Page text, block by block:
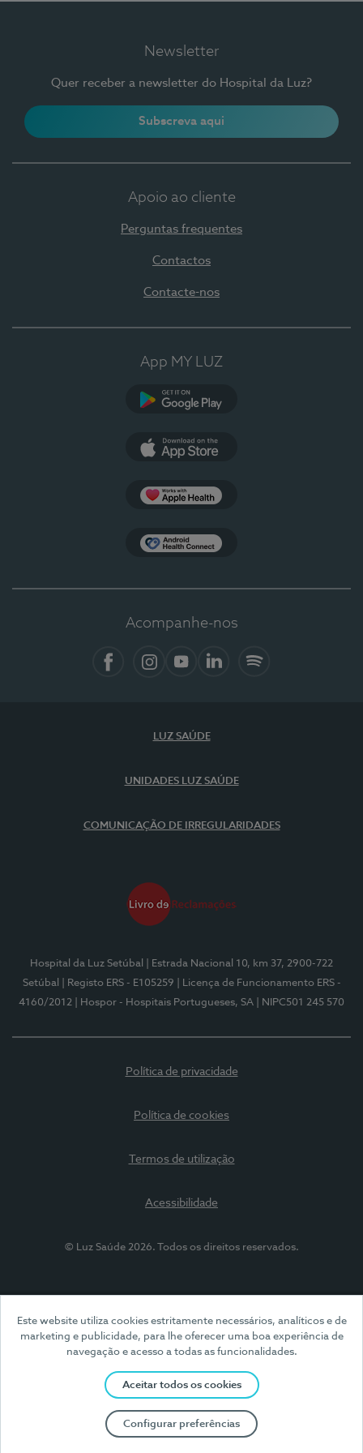
Este website utiliza cookies estritamente necessários, analíticos e de
marketing e publicidade, para lhe oferecer uma boa experiência de
navegação e acesso a todas as funcionalidades.
Aceitar todos os cookies
Configurar preferências
Newsletter
Quer receber a newsletter do Hospital da Luz?
Subscreva aqui
Apoio ao cliente
Perguntas frequentes
Contactos
Contacte-nos
App MY LUZ
Acompanhe-nos
LUZ SAÚDE
UNIDADES LUZ SAÚDE
COMUNICAÇÃO DE IRREGULARIDADES
Hospital da Luz Setúbal
| Estrada Nacional 10, km 37, 2900-722
Setúbal
| Registo ERS - E105259
| Licença de Funcionamento ERS -
4160/2012
| Hospor - Hospitais Portugueses, SA | NIPC501 245 570
Política de privacidade
Política de cookies
Termos de utilização
Acessibilidade
© Luz Saúde 2026. Todos os direitos reservados.